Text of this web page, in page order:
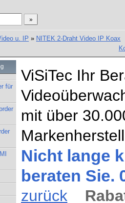
u. IP » NITEK 2-Draht Video IP Koax
für
ViSiTec Ihr
mit über
Nicht lange
beraten Sie.
zurück